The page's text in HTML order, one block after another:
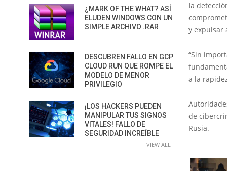
la
y expulsar
“Sin
a la
de
Rusia.
¿MARK OF THE WHAT? ASÍ
ELUDEN WINDOWS CON UN
SIMPLE ARCHIVO .RAR
DESCUBREN FALLO EN GCP
CLOUD RUN QUE ROMPE EL
MODELO DE MENOR
PRIVILEGIO
¡LOS HACKERS PUEDEN
MANIPULAR TUS SIGNOS
VITALES! FALLO DE
SEGURIDAD INCREÍBLE
VIEW ALL